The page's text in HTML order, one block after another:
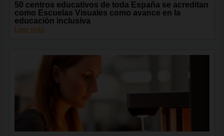
50 centros educativos de toda España se acreditan
como Escuelas Visuales como avance en la
educación inclusiva
Leer más